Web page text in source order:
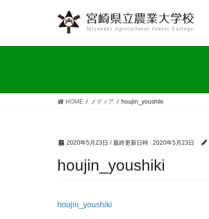
HOME メディア houjin_youshiki
2020年5月23日 / 最終更新日時 : 2020年5月23日
houjin_youshiki
houjin_youshiki